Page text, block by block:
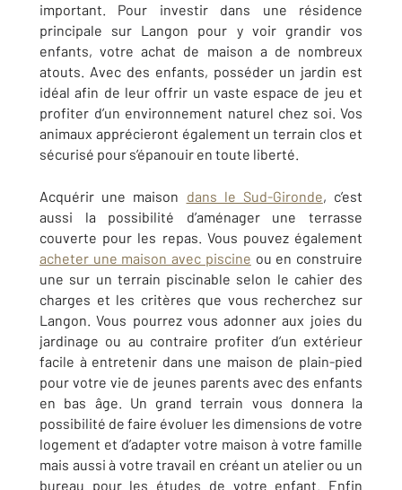
important. Pour investir dans une résidence
principale sur Langon pour y voir grandir vos
enfants, votre achat de maison a de nombreux
atouts. Avec des enfants, posséder un jardin est
idéal afin de leur offrir un vaste espace de jeu et
profiter d’un environnement naturel chez soi. Vos
animaux apprécieront également un terrain clos et
sécurisé pour s’épanouir en toute liberté.
Acquérir une maison dans le Sud-Gironde, c’est
aussi la possibilité d’aménager une terrasse
couverte pour les repas. Vous pouvez également
acheter une maison avec piscine ou en construire
une sur un terrain piscinable selon le cahier des
charges et les critères que vous recherchez sur
Langon. Vous pourrez vous adonner aux joies du
jardinage ou au contraire profiter d’un extérieur
facile à entretenir dans une maison de plain-pied
pour votre vie de jeunes parents avec des enfants
en bas âge. Un grand terrain vous donnera la
possibilité de faire évoluer les dimensions de votre
logement et d’adapter votre maison à votre famille
mais aussi à votre travail en créant un atelier ou un
bureau pour les études de votre enfant. Enfin